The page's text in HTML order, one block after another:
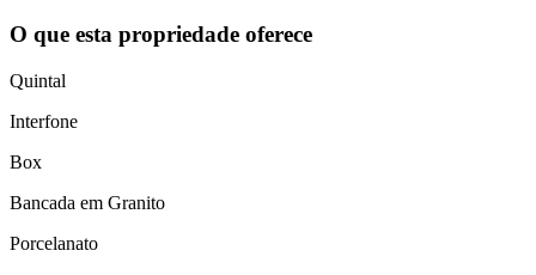
O que esta propriedade oferece
Quintal
Interfone
Box
Bancada em Granito
Porcelanato